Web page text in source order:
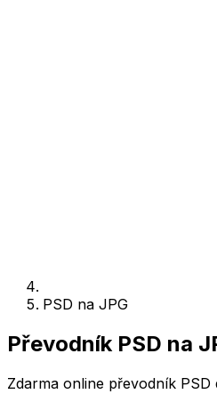
PSD na JPG
Převodník PSD na
Zdarma online převodník